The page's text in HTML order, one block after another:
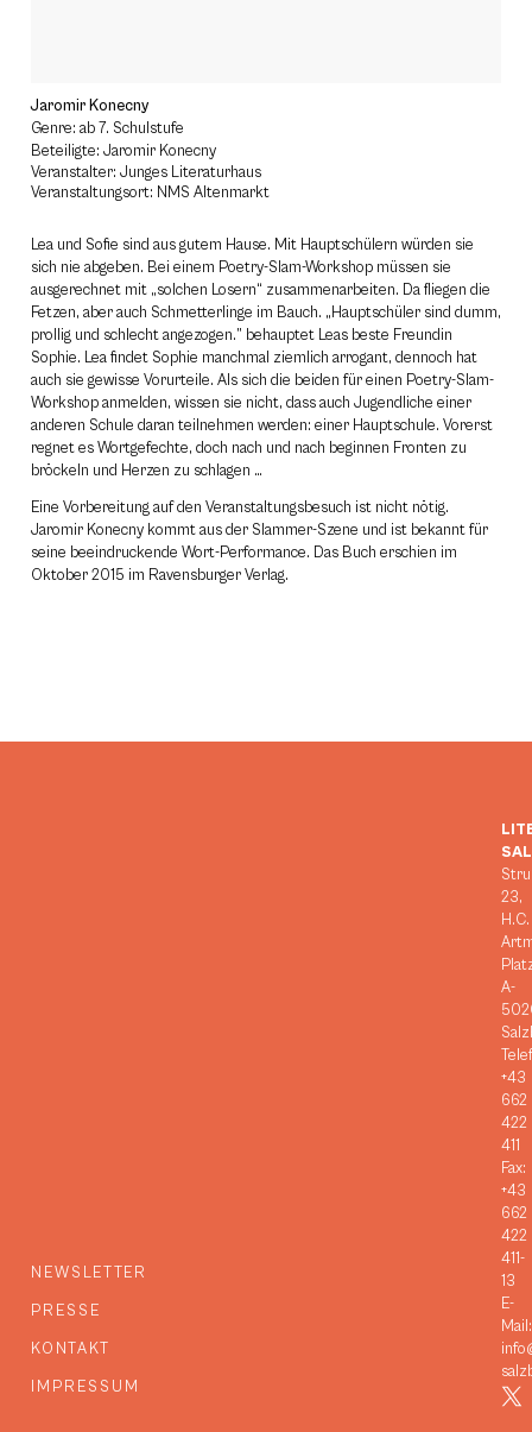
Jaromir Konecny
Genre: ab 7. Schulstufe
Beteiligte: Jaromir Konecny
Veranstalter: Junges Literaturhaus
Veranstaltungsort: NMS Altenmarkt
Lea und Sofie sind aus gutem Hause. Mit Hauptschülern würden sie
sich nie abgeben. Bei einem Poetry-Slam-Workshop müssen sie
ausgerechnet mit „solchen Losern“ zusammenarbeiten. Da fliegen die
Fetzen, aber auch Schmetterlinge im Bauch. „Hauptschüler sind dumm,
prollig und schlecht angezogen.” behauptet Leas beste Freundin
Sophie. Lea findet Sophie manchmal ziemlich arrogant, dennoch hat
auch sie gewisse Vorurteile. Als sich die beiden für einen Poetry-Slam-
Workshop anmelden, wissen sie nicht, dass auch Jugendliche einer
anderen Schule daran teilnehmen werden: einer Hauptschule. Vorerst
regnet es Wortgefechte, doch nach und nach beginnen Fronten zu
bröckeln und Herzen zu schlagen …
Eine Vorbereitung auf den Veranstaltungsbesuch ist nicht nötig.
Jaromir Konecny kommt aus der Slammer-Szene und ist bekannt für
seine beeindruckende Wort-Performance. Das Buch erschien im
Oktober 2015 im Ravensburger Verlag.
NEWSLETTER
PRESSE
KONTAKT
IMPRESSUM
23,
H.C.
A-
+43
662
422
411
Fax:
+43
662
422
411-
13
E-
Mail: